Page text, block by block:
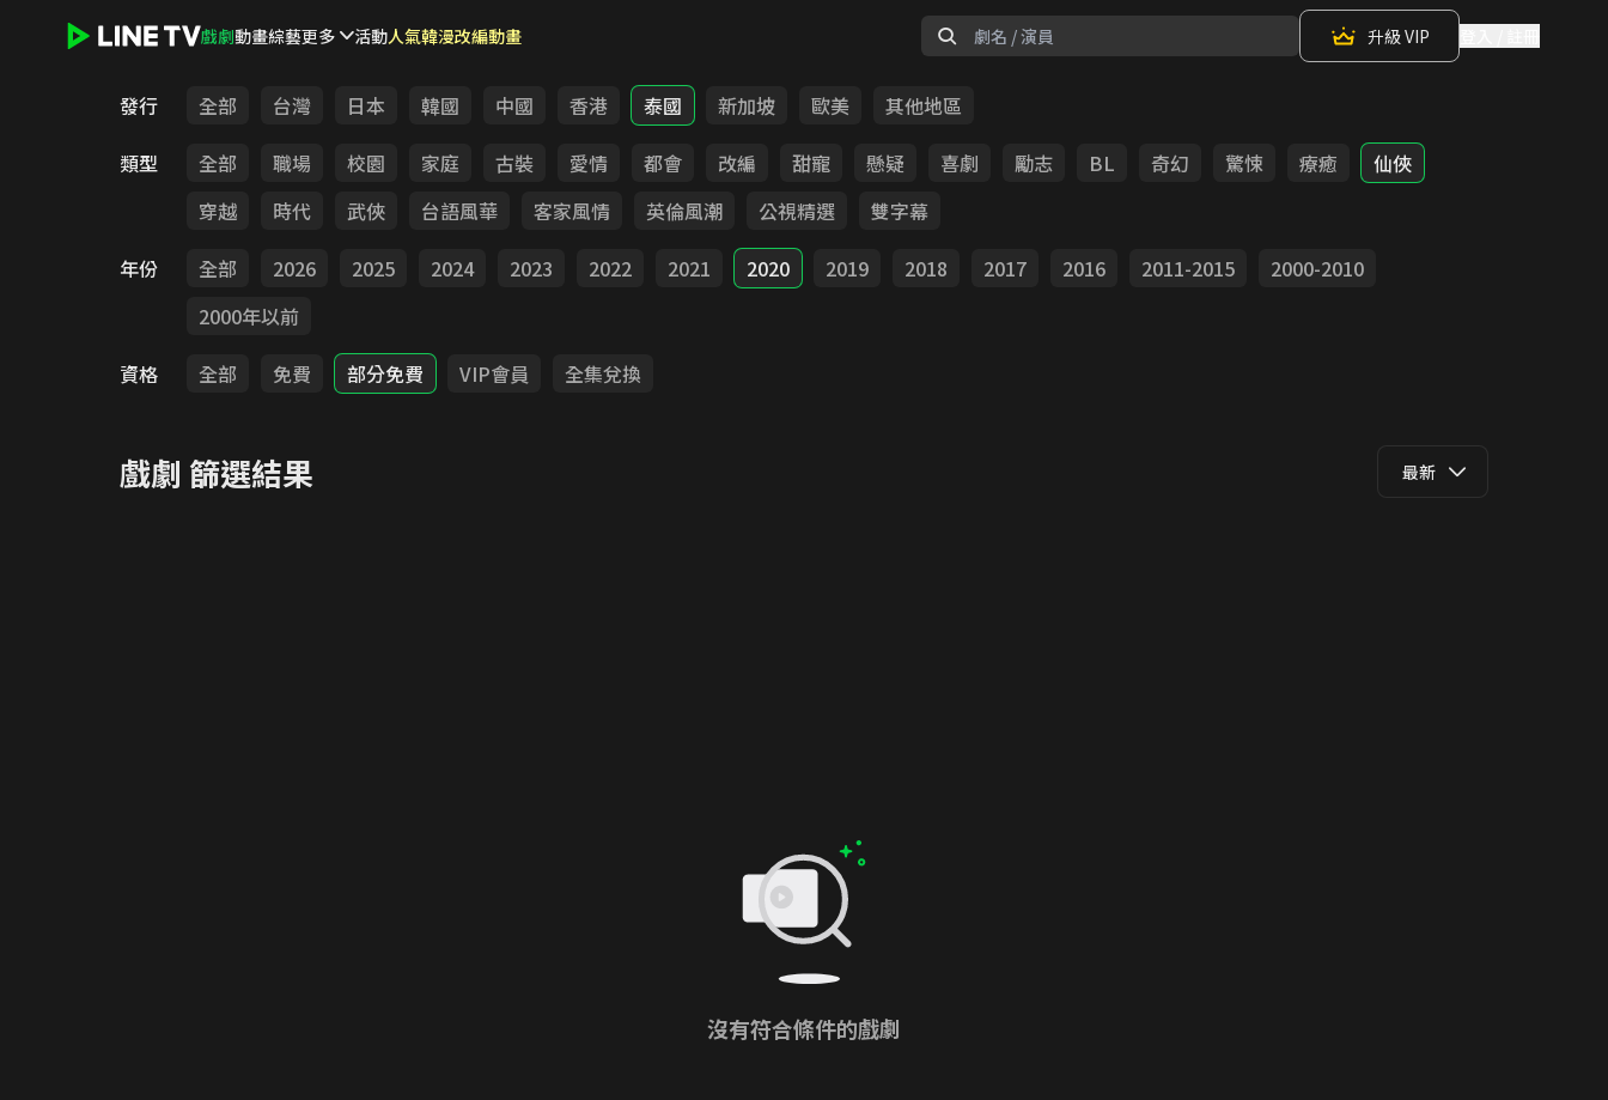
戲劇動畫綜藝更多 活動人氣韓漫改編動畫 升級 VIP
發行 全部 台灣 日本 韓國 中國 香港 泰國 新加坡 歐美
其他地區
類型
全部 職場 校園 家庭 古裝 愛情 都會 改編 甜寵 懸疑 喜劇 勵志 BL 奇幻 驚悚 療癒
仙俠
穿越
時代 武俠 台語風華 客家風情 英倫風潮 公視精選
雙字幕
年份
全部 2026 2025 2024 2023 2022 2021 2020 2019 2018 2017 2016 2011-2015
2000-2010
2000年以前
資格
全部 免費 部分免費 VIP會員 全集兌換
戲劇 篩選結果 最新
沒有符合條件的戲劇